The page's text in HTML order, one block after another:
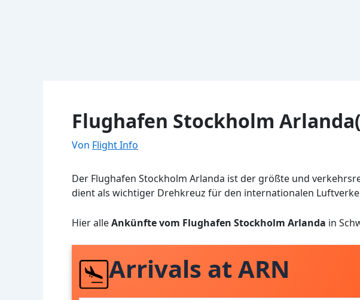
Flughafen Stockholm
Von Flight Info
Der Flughafen Stockholm Arlanda ist der größte und
dient als wichtiger Drehkreuz für den internationalen
Hier alleAnkünfte vom Flughafen Stockholm Arlanda in
Arrivals at ARN